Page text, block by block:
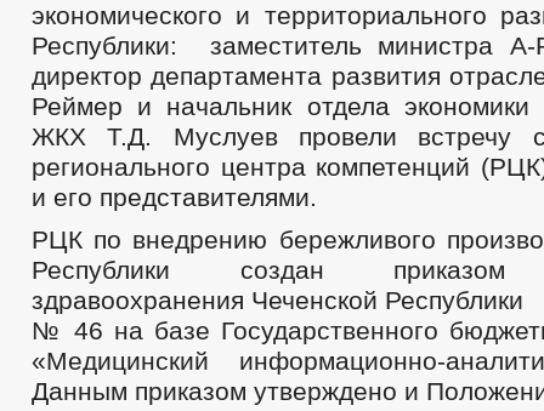
экономического и территориального
Республики: заместитель министра
директор департамента развития
Реймер и начальник отдела экономики
ЖКХ Т.Д. Муслуев провели встречу с
регионального центра компетенций
и его представителями.
РЦК по внедрению бережливого
Республики создан приказом
здравоохранения Чеченской Республики
№ 46 на базе Государственного
«Медицинский информационно-
Данным приказом утверждено и